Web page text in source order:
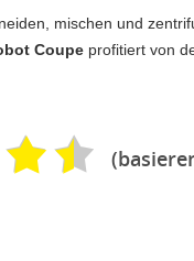
mischen und
Coupe profitiert von